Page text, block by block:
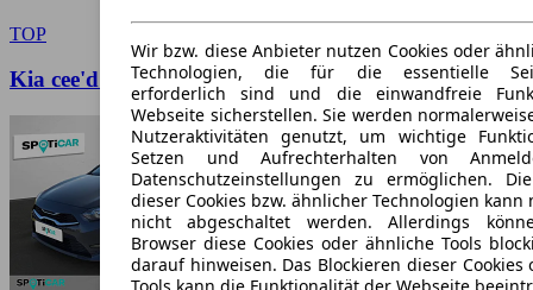
Wir bzw. diese Anbieter nutzen Cookies oder
Technologien, die für die essentielle
erforderlich sind und die einwandfreie
Webseite sicherstellen. Sie werden
Nutzeraktivitäten genutzt, um wichtige
Setzen und Aufrechterhalten von
Datenschutzeinstellungen zu ermöglichen.
dieser Cookies bzw. ähnlicher Technologien kann
nicht abgeschaltet werden. Allerdings
Browser diese Cookies oder ähnliche Tools
darauf hinweisen. Das Blockieren dieser
TOP
Kia cee'd / Ceed